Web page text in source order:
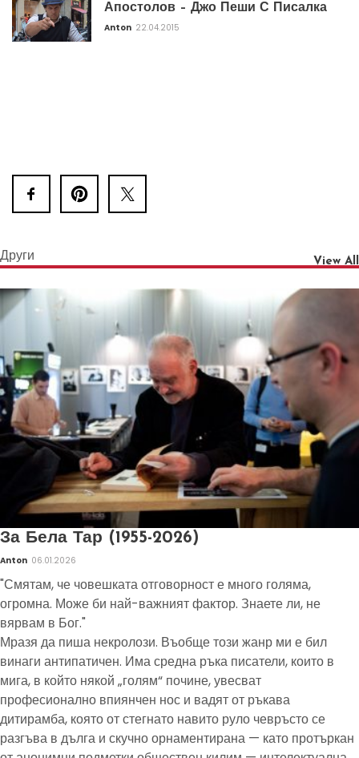
Апостолов – Джо Пеши С Писалка
Anton 22.04.2015
Други View All
За Бела Тар (1955-2026)
Anton 06.01.2026
"Смятам, че човешката отговорност е много голяма,
огромна. Може би най-важният фактор. Знаете ли, не
вярвам в Бог."
Мразя да пиша некролози. Въобще този жанр ми е бил
винаги антипатичен. Има средна ръка писатели, които в
мига, в който някой „голям“ почине, увесват
професионално впиянчен нос и вадят от ръкава
дитирамба, която от стегнато навито руло чевръсто се
разгъва в дълга и скучно орнаментирана — като протъркан